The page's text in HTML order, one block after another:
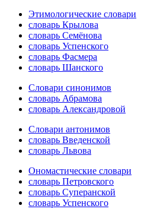
Этимологические словари
словарь Крылова
словарь Семёнова
словарь Успенского
словарь Фасмера
словарь Шанского
Словари синонимов
словарь Абрамова
словарь Александровой
Словари антонимов
словарь Введенской
словарь Львова
Ономастические словари
словарь Петровского
словарь Суперанской
словарь Успенского